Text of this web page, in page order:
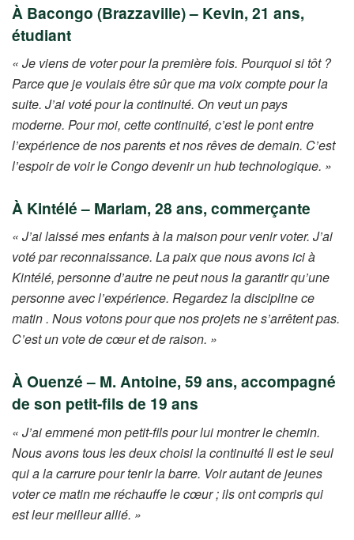
À Bacongo (Brazzaville) – Kevin, 21 ans,
étudiant
« Je viens de voter pour la première fois. Pourquoi si tôt ?
Parce que je voulais être sûr que ma voix compte pour la
suite. J’ai voté pour la continuité. On veut un pays
moderne. Pour moi, cette continuité, c’est le pont entre
l’expérience de nos parents et nos rêves de demain. C’est
l’espoir de voir le Congo devenir un hub technologique. »
À Kintélé – Mariam, 28 ans, commerçante
« J’ai laissé mes enfants à la maison pour venir voter. J’ai
voté par reconnaissance. La paix que nous avons ici à
Kintélé, personne d’autre ne peut nous la garantir qu’une
personne avec l’expérience. Regardez la discipline ce
matin . Nous votons pour que nos projets ne s’arrêtent pas.
C’est un vote de cœur et de raison. »
À Ouenzé – M. Antoine, 59 ans, accompagné
de son petit-fils de 19 ans
« J’ai emmené mon petit-fils pour lui montrer le chemin.
Nous avons tous les deux choisi la continuité Il est le seul
qui a la carrure pour tenir la barre. Voir autant de jeunes
voter ce matin me réchauffe le cœur ; ils ont compris qui
est leur meilleur allié. »